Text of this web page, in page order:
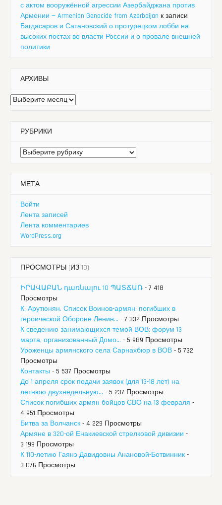
с актом вооружённой агрессии Азербайджана против
Армении — Armenian Genocide from Azerbaijan к записи
Багдасаров и Сатановский о протурецком лобби на
высоких постах во власти России и о провале внешней
политики
АРХИВЫ
Архивы
РУБРИКИ
Рубрики
МЕТА
Войти
Лента записей
Лента комментариев
WordPress.org
ПРОСМОТРЫ (ИЗ 10)
ԻՐԱՎԱԲԱՆ դառնալու 10 ՊԱՏՃԱՌ - 7 418
Просмотры
К. Арутюнян. Список Воинов-армян, погибших в
героической Обороне Ленин... - 7 332 Просмотры
К сведению занимающихся темой ВОВ: форум 13
марта, организованный Домо... - 5 989 Просмотры
Уроженцы армянского села Сарнахбюр в ВОВ - 5 732
Просмотры
Контакты - 5 537 Просмотры
До 1 апреля срок подачи заявок (для 13-18 лет) на
летнюю двухнедельную... - 5 237 Просмотры
Список погибших армян бойцов СВО на 13 февраля -
4 951 Просмотры
Битва за Волчанск - 4 229 Просмотры
Армяне в 320-ой Енакиевской стрелковой дивизии -
3 199 Просмотры
К 110-летию Гаянэ Давидовны Анановой-Ботвинник -
3 076 Просмотры